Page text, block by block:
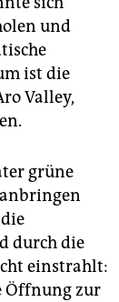
und
ist die
Valley,
grüne
durch die
einstrahlt:
Öffnung zur